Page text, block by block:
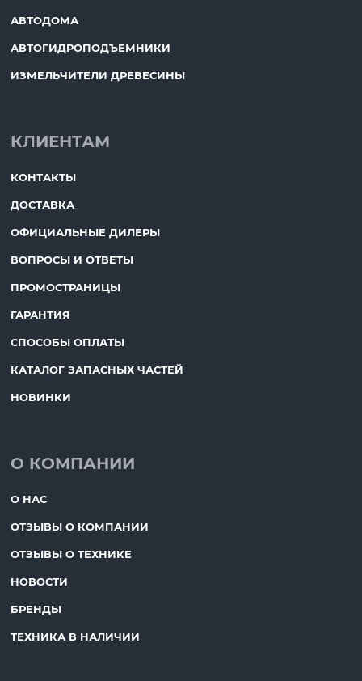
АВТОДОМА
АВТОГИДРОПОДЪЕМНИКИ
ИЗМЕЛЬЧИТЕЛИ ДРЕВЕСИНЫ
КЛИЕНТАМ
КОНТАКТЫ
ДОСТАВКА
ОФИЦИАЛЬНЫЕ ДИЛЕРЫ
ВОПРОСЫ И ОТВЕТЫ
ПРОМОСТРАНИЦЫ
ГАРАНТИЯ
СПОСОБЫ ОПЛАТЫ
КАТАЛОГ ЗАПАСНЫХ ЧАСТЕЙ
НОВИНКИ
О КОМПАНИИ
О НАС
ОТЗЫВЫ О КОМПАНИИ
ОТЗЫВЫ О ТЕХНИКЕ
НОВОСТИ
БРЕНДЫ
ТЕХНИКА В НАЛИЧИИ